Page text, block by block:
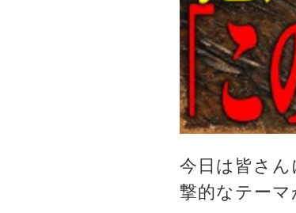
今日は皆さ
撃的なテーマ